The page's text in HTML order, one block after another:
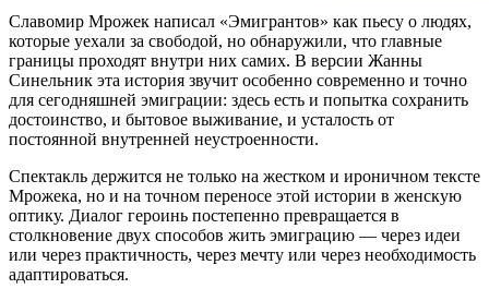
Славомир Мрожек написал «Эмигрантов» как пьесу о людях,
которые уехали за свободой, но обнаружили, что главные
границы проходят внутри них самих. В версии Жанны
Синельник эта история звучит особенно современно и точно
для сегодняшней эмиграции: здесь есть и попытка сохранить
достоинство, и бытовое выживание, и усталость от
постоянной внутренней неустроенности.
Спектакль держится не только на жестком и ироничном тексте
Мрожека, но и на точном переносе этой истории в женскую
оптику. Диалог героинь постепенно превращается в
столкновение двух способов жить эмиграцию — через идеи
или через практичность, через мечту или через необходимость
адаптироваться.